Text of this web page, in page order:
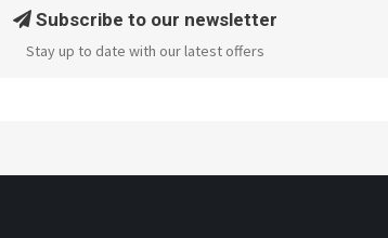
Subscribe to our newsletter
Stay up to date with our latest offers